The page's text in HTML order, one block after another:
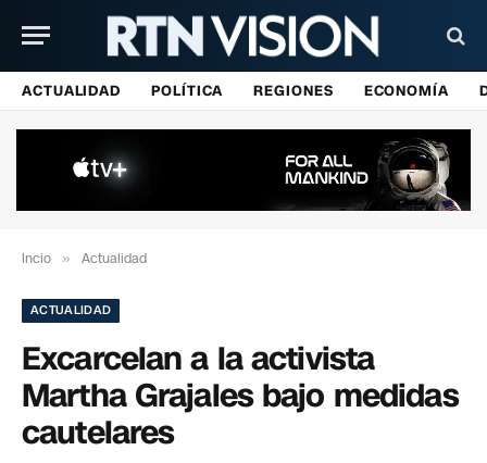
ACTUALIDAD POLÍTICA REGIONES ECONOMÍA
Incio » Actualidad
ACTUALIDAD
Excarcelan a la activista
Martha Grajales bajo medidas
cautelares